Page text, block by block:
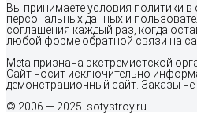
Вы принимаете условия политики
персональных данных и
соглашения каждый раз, когда
любой форме обратной связи на
Meta признана экстремистcкой
Сайт носит исключительно
демонстрационный сайт. Заказы
© 2006 — 2025. sotystroy.ru